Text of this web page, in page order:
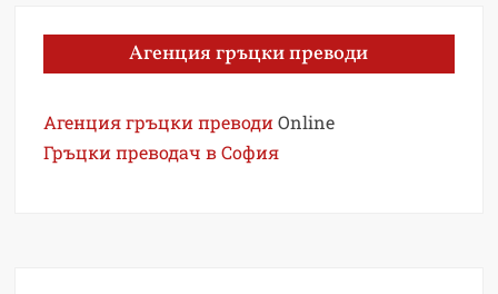
Агенция гръцки преводи
Агенция гръцки преводи Online
Гръцки преводач в София